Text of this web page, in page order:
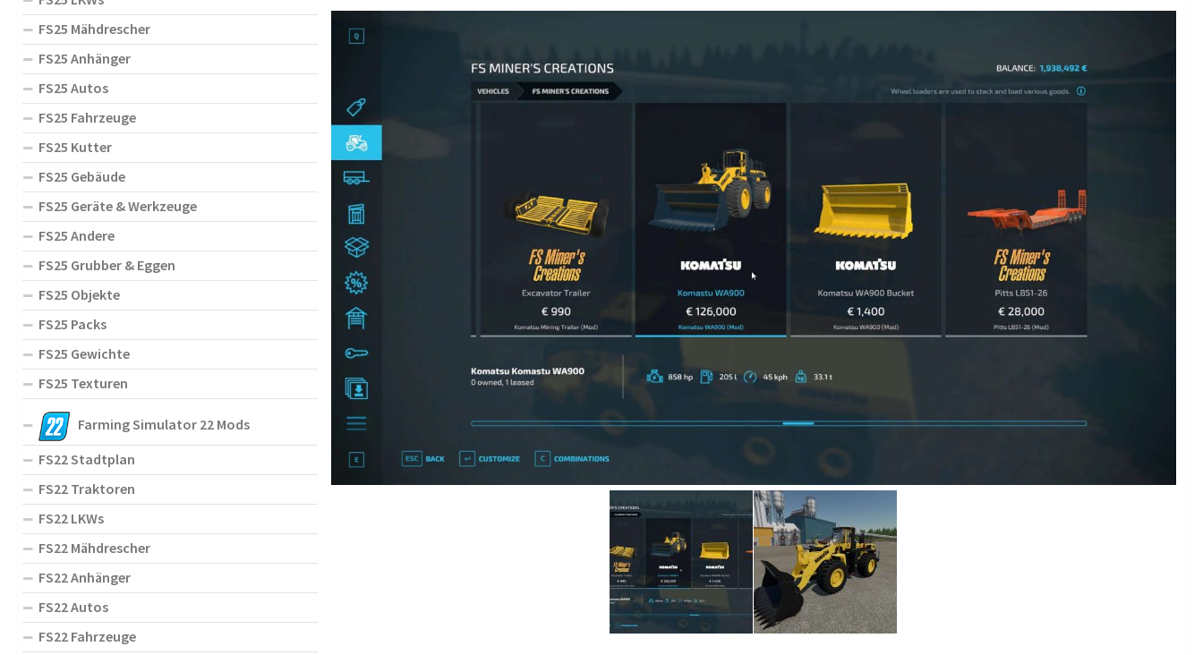
FS25 Mähdrescher
FS25 Anhänger
FS25 Autos
FS25 Fahrzeuge
FS25 Kutter
FS25 Gebäude
FS25 Geräte & Werkzeuge
FS25 Andere
FS25 Grubber & Eggen
FS25 Objekte
FS25 Packs
FS25 Gewichte
FS25 Texturen
Farming Simulator 22 Mods
FS22 Stadtplan
FS22 Traktoren
FS22 LKWs
FS22 Mähdrescher
FS22 Anhänger
FS22 Autos
FS22 Fahrzeuge